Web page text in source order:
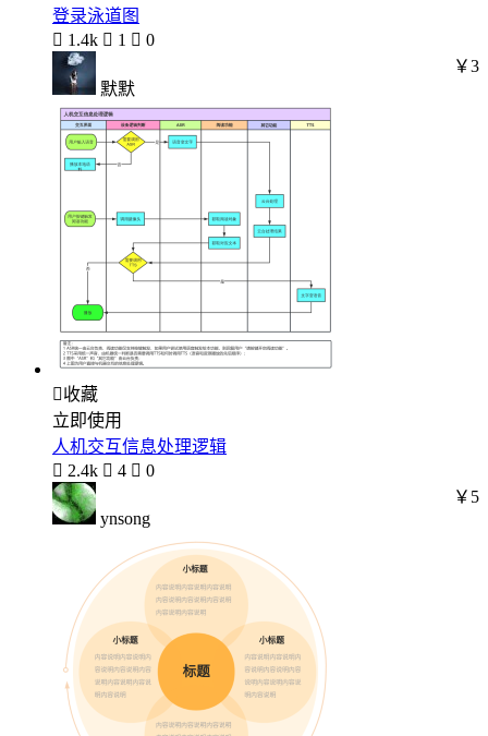
登录泳道图
 1.4k  1  0
默默
￥3
收藏
立即使用
人机交互信息处理逻辑
 2.4k  4  0
ynsong
￥5